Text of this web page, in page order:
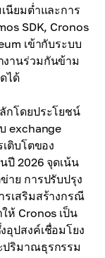
นียมต่ำและการ
SDK, Cronos
เข้ากับระบบ
งานร่วมกันข้าม
ได้
กโดยประโยชน์
exchange
ติบโตของ
ปี 2026 จุดเน้น
าย การปรับปรุง
รเสริมสร้างกรณี
ห้ Cronos เป็น
อุปสงค์เชื่อมโยง
ปริมาณธุรกรรม